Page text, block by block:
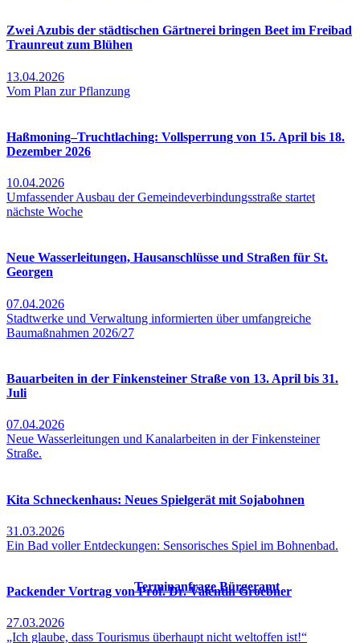
Zwei Azubis der städtischen Gärtnerei bringen Beet im Freibad
Traunreut zum Blühen
13.04.2026
Vom Plan zur Pflanzung
Haßmoning–Truchtlaching: Vollsperrung von 15. April bis 18.
Dezember 2026
10.04.2026
Umfassender Ausbau der Gemeindeverbindungsstraße startet
nächste Woche
Neue Wasserleitungen, Hausanschlüsse und Straßen für St.
Georgen
07.04.2026
Stadtwerke und Verwaltung informierten über umfangreiche
Baumaßnahmen 2026/27
Bauarbeiten in der Finkensteiner Straße von 13. April bis 31.
Juli
07.04.2026
Neue Wasserleitungen und Kanalarbeiten in der Finkensteiner
Straße.
Kita Schneckenhaus: Neues Spielgerät mit Sojabohnen
31.03.2026
Ein Bad voller Entdeckungen: Sensorisches Spiel im Bohnenbad.
Packender Vortrag von Prof. Dr. Valentin Groebner
27.03.2026
„Ich glaube, dass Tourismus überhaupt nicht weltoffen ist!“
Terminanfrage Bürgeramt